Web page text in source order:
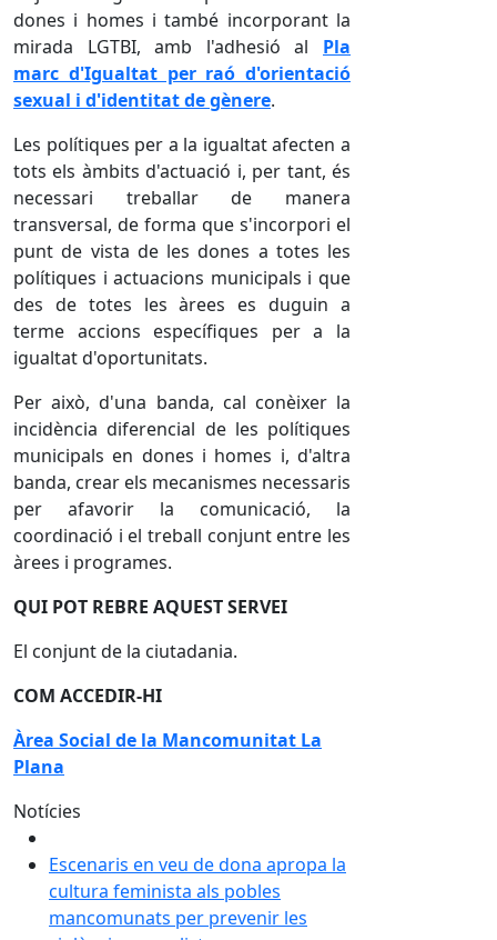
dones i homes i també incorporant la
mirada LGTBI, amb l'adhesió al Pla
marc d'Igualtat per raó d'orientació
sexual i d'identitat de gènere.
Les polítiques per a la igualtat afecten a
tots els àmbits d'actuació i, per tant, és
necessari treballar de manera
transversal, de forma que s'incorpori el
punt de vista de les dones a totes les
polítiques i actuacions municipals i que
des de totes les àrees es duguin a
terme accions específiques per a la
igualtat d'oportunitats.
Per això, d'una banda, cal conèixer la
incidència diferencial de les polítiques
municipals en dones i homes i, d'altra
banda, crear els mecanismes necessaris
per afavorir la comunicació, la
coordinació i el treball conjunt entre les
àrees i programes.
QUI POT REBRE AQUEST SERVEI
El conjunt de la ciutadania.
COM ACCEDIR-HI
Àrea Social de la Mancomunitat La
Plana
Notícies
Escenaris en veu de dona apropa la
cultura feminista als pobles
mancomunats per prevenir les